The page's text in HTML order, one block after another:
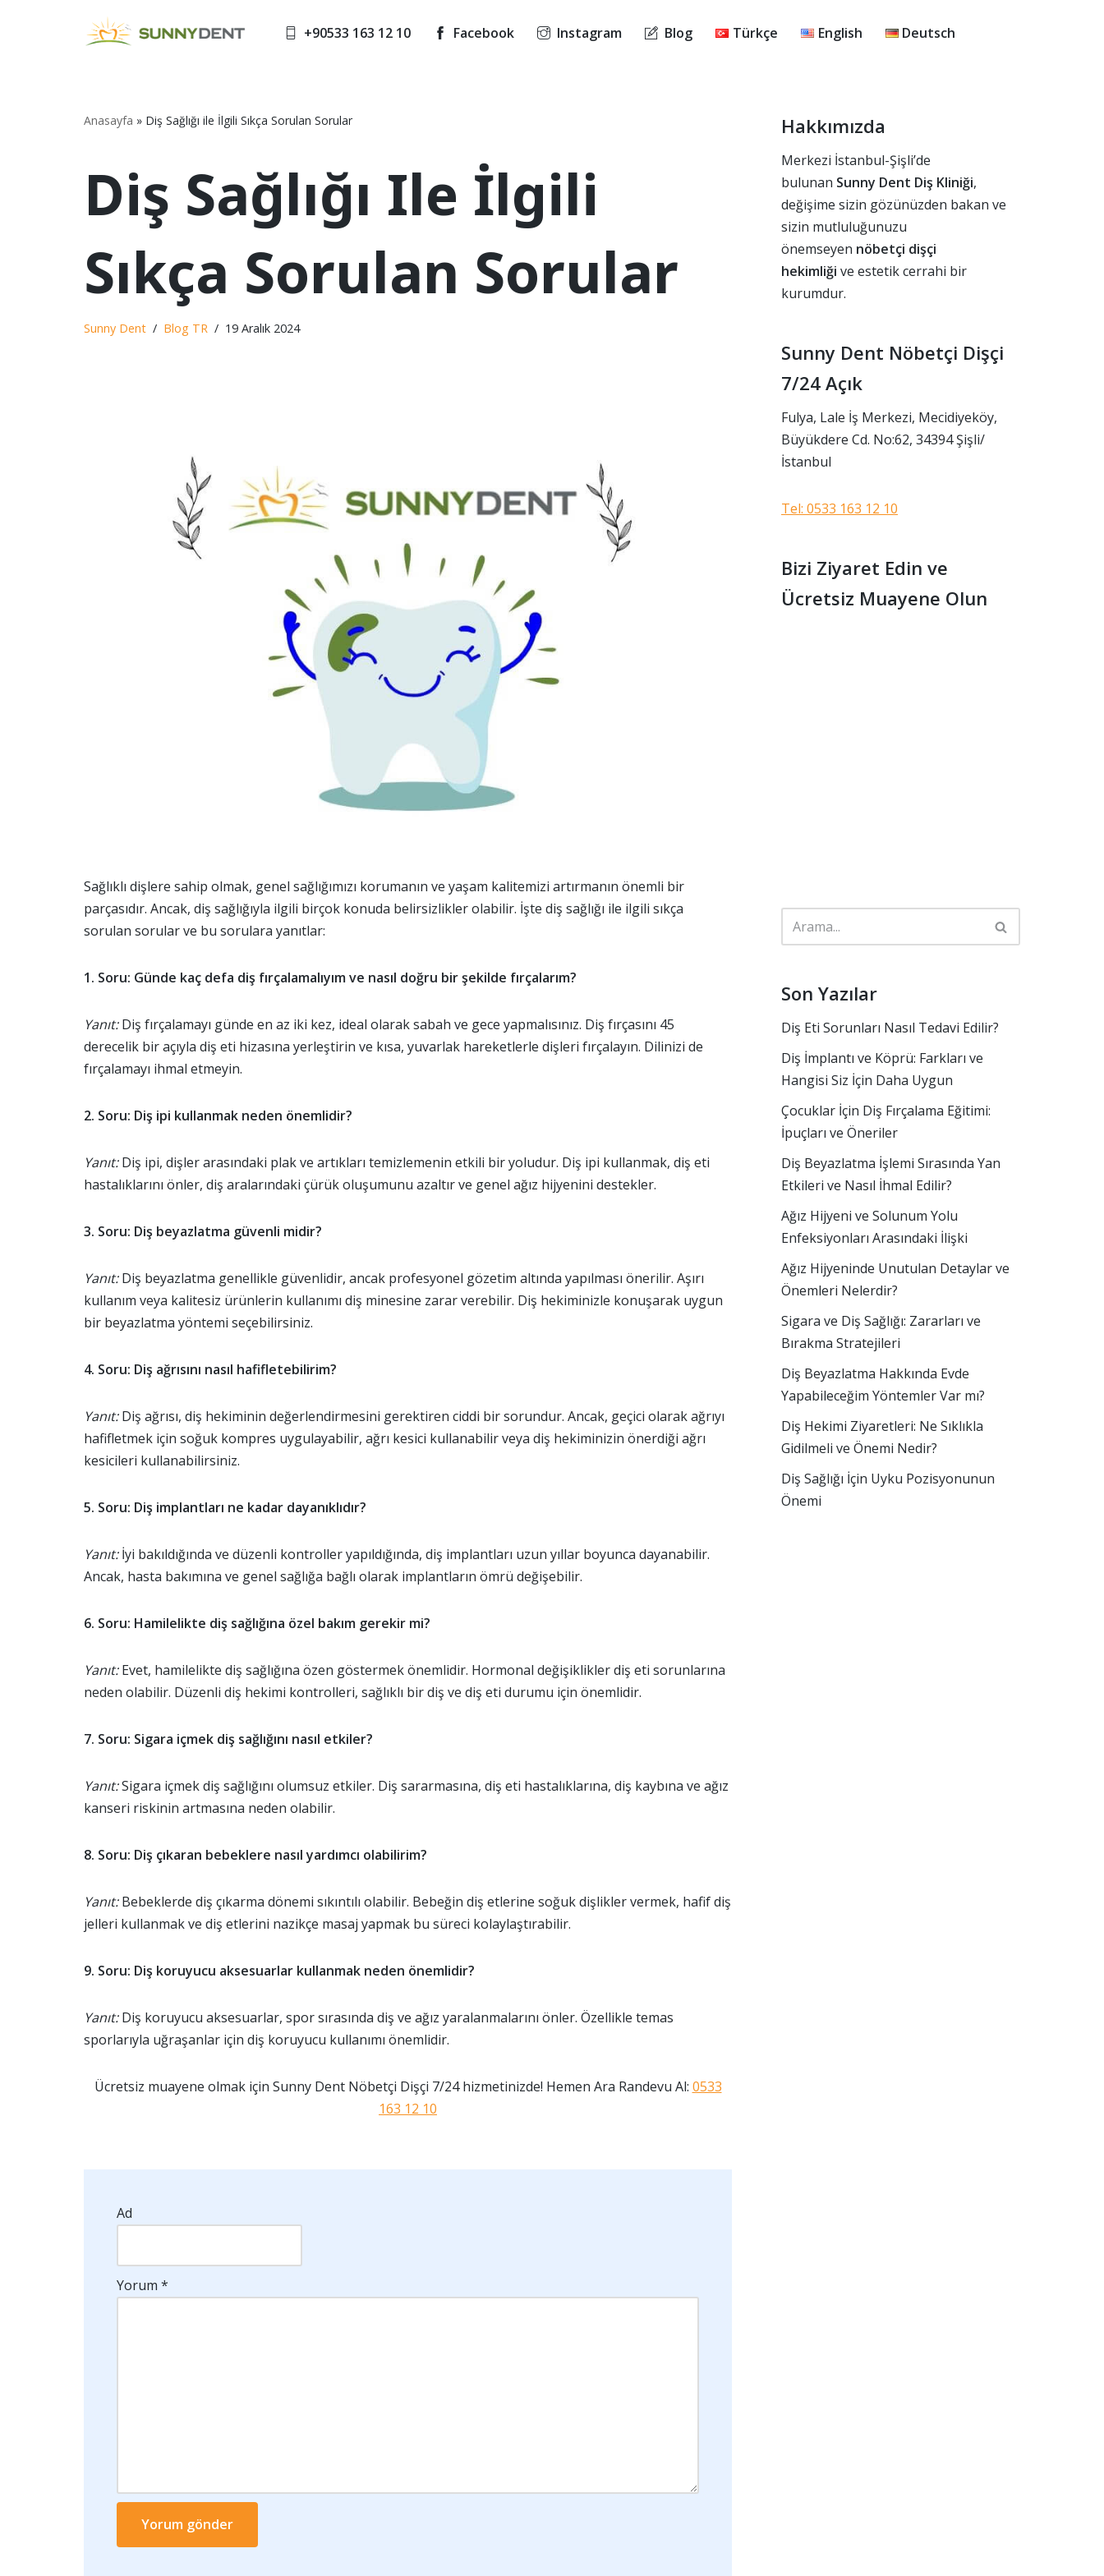
+90533 163 12 10 Facebook Instagram Blog Türkçe English Deutsch
Anasayfa » Diş Sağlığı ile İlgili Sıkça Sorulan Sorular
Diş Sağlığı Ile İlgili
Sıkça Sorulan Sorular
Sunny Dent Blog TR 19 Aralık 2024
Sağlıklı dişlere sahip olmak, genel sağlığımızı korumanın ve yaşam kalitemizi artırmanın önemli bir
parçasıdır. Ancak, diş sağlığıyla ilgili birçok konuda belirsizlikler olabilir. İşte diş sağlığı ile ilgili sıkça
sorulan sorular ve bu sorulara yanıtlar:
1. Soru: Günde kaç defa diş fırçalamalıyım ve nasıl doğru bir şekilde fırçalarım?
Yanıt:Diş fırçalamayı günde en az iki kez, ideal olarak sabah ve gece yapmalısınız. Diş fırçasını 45
derecelik bir açıyla diş eti hizasına yerleştirin ve kısa, yuvarlak hareketlerle dişleri fırçalayın. Dilinizi de
fırçalamayı ihmal etmeyin.
2. Soru: Diş ipi kullanmak neden önemlidir?
Yanıt:Diş ipi, dişler arasındaki plak ve artıkları temizlemenin etkili bir yoludur. Diş ipi kullanmak, diş eti
hastalıklarını önler, diş aralarındaki çürük oluşumunu azaltır ve genel ağız hijyenini destekler.
3. Soru: Diş beyazlatma güvenli midir?
Yanıt:Diş beyazlatma genellikle güvenlidir, ancak profesyonel gözetim altında yapılması önerilir. Aşırı
kullanım veya kalitesiz ürünlerin kullanımı diş minesine zarar verebilir. Diş hekiminizle konuşarak uygun
bir beyazlatma yöntemi seçebilirsiniz.
4. Soru: Diş ağrısını nasıl hafifletebilirim?
Yanıt:Diş ağrısı, diş hekiminin değerlendirmesini gerektiren ciddi bir sorundur. Ancak, geçici olarak ağrıyı
hafifletmek için soğuk kompres uygulayabilir, ağrı kesici kullanabilir veya diş hekiminizin önerdiği ağrı
kesicileri kullanabilirsiniz.
5. Soru: Diş implantları ne kadar dayanıklıdır?
Yanıt:İyi bakıldığında ve düzenli kontroller yapıldığında, diş implantları uzun yıllar boyunca dayanabilir.
Ancak, hasta bakımına ve genel sağlığa bağlı olarak implantların ömrü değişebilir.
6. Soru: Hamilelikte diş sağlığına özel bakım gerekir mi?
Yanıt:Evet, hamilelikte diş sağlığına özen göstermek önemlidir. Hormonal değişiklikler diş eti sorunlarına
neden olabilir. Düzenli diş hekimi kontrolleri, sağlıklı bir diş ve diş eti durumu için önemlidir.
7. Soru: Sigara içmek diş sağlığını nasıl etkiler?
Yanıt:Sigara içmek diş sağlığını olumsuz etkiler. Diş sararmasına, diş eti hastalıklarına, diş kaybına ve ağız
kanseri riskinin artmasına neden olabilir.
8. Soru: Diş çıkaran bebeklere nasıl yardımcı olabilirim?
Yanıt:Bebeklerde diş çıkarma dönemi sıkıntılı olabilir. Bebeğin diş etlerine soğuk dişlikler vermek, hafif diş
jelleri kullanmak ve diş etlerini nazikçe masaj yapmak bu süreci kolaylaştırabilir.
9. Soru: Diş koruyucu aksesuarlar kullanmak neden önemlidir?
Yanıt:Diş koruyucu aksesuarlar, spor sırasında diş ve ağız yaralanmalarını önler. Özellikle temas
sporlarıyla uğraşanlar için diş koruyucu kullanımı önemlidir.
Ücretsiz muayene olmak için Sunny Dent Nöbetçi Dişçi 7/24 hizmetinizde! Hemen Ara Randevu Al: 0533
163 12 10
Ad
Yorum *
Hakkımızda
Merkezi İstanbul-Şişli’de
bulunan Sunny Dent Diş Kliniği,
değişime sizin gözünüzden bakan ve
sizin mutluluğunuzu
önemseyen nöbetçi dişçi
hekimliği ve estetik cerrahi bir
kurumdur.
Sunny Dent Nöbetçi Dişçi
7/24 Açık
Fulya, Lale İş Merkezi, Mecidiyeköy,
Büyükdere Cd. No:62, 34394 Şişli/
İstanbul
Tel: 0533 163 12 10
Bizi Ziyaret Edin ve
Ücretsiz Muayene Olun
Son Yazılar
Diş Eti Sorunları Nasıl Tedavi Edilir?
Diş İmplantı ve Köprü: Farkları ve
Hangisi Siz İçin Daha Uygun
Çocuklar İçin Diş Fırçalama Eğitimi:
İpuçları ve Öneriler
Diş Beyazlatma İşlemi Sırasında Yan
Etkileri ve Nasıl İhmal Edilir?
Ağız Hijyeni ve Solunum Yolu
Enfeksiyonları Arasındaki İlişki
Ağız Hijyeninde Unutulan Detaylar ve
Önemleri Nelerdir?
Sigara ve Diş Sağlığı: Zararları ve
Bırakma Stratejileri
Diş Beyazlatma Hakkında Evde
Yapabileceğim Yöntemler Var mı?
Diş Hekimi Ziyaretleri: Ne Sıklıkla
Gidilmeli ve Önemi Nedir?
Diş Sağlığı İçin Uyku Pozisyonunun
Önemi